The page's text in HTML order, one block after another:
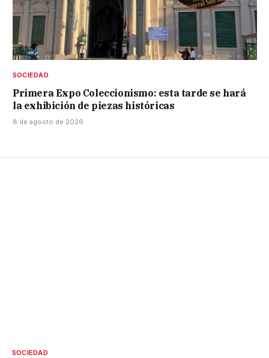
SOCIEDAD
Primera Expo Coleccionismo: esta tarde se hará
la exhibición de piezas históricas
8 de agosto de 2026
SOCIEDAD